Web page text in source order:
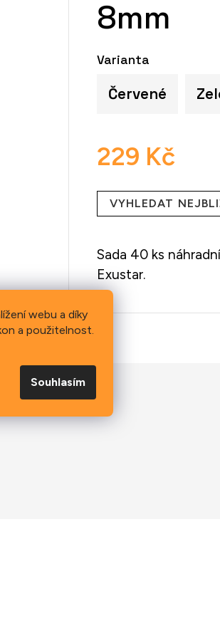
webu a díky
a použitelnost.
Souhlasím
8mm
229 Kč
cena:
VYHLEDAT
Varianta
Červené
Sada 40 ks
Exustar.